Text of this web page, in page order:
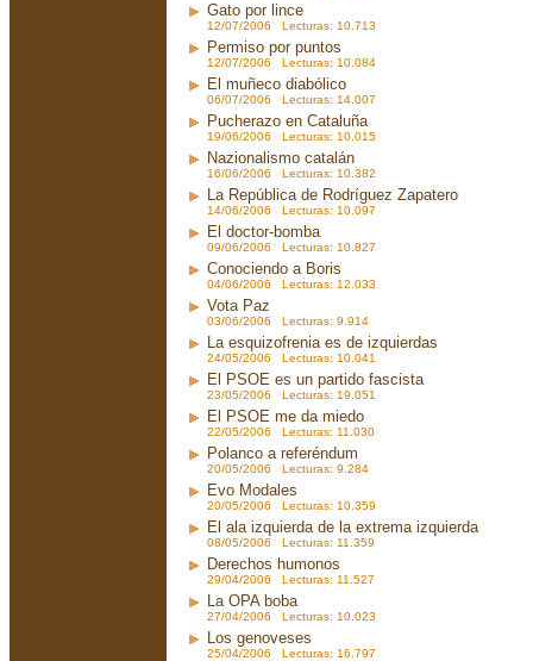
Gato por lince
12/07/2006 Lecturas: 10.713
Permiso por puntos
12/07/2006 Lecturas: 10.084
El muñeco diabólico
06/07/2006 Lecturas: 14.007
Pucherazo en Cataluña
19/06/2006 Lecturas: 10.015
Nazionalismo catalán
16/06/2006 Lecturas: 10.382
La República de Rodríguez Zapatero
14/06/2006 Lecturas: 10.097
El doctor-bomba
09/06/2006 Lecturas: 10.827
Conociendo a Boris
04/06/2006 Lecturas: 12.033
Vota Paz
03/06/2006 Lecturas: 9.914
La esquizofrenia es de izquierdas
24/05/2006 Lecturas: 10.041
El PSOE es un partido fascista
23/05/2006 Lecturas: 19.051
El PSOE me da miedo
22/05/2006 Lecturas: 11.030
Polanco a referéndum
20/05/2006 Lecturas: 9.284
Evo Modales
20/05/2006 Lecturas: 10.359
El ala izquierda de la extrema izquierda
08/05/2006 Lecturas: 11.359
Derechos humonos
29/04/2006 Lecturas: 11.527
La OPA boba
27/04/2006 Lecturas: 10.023
Los genoveses
25/04/2006 Lecturas: 16.797